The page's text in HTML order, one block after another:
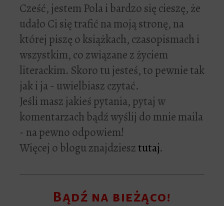
Cześć, jestem Pola i bardzo się cieszę, że
udało Ci się trafić na moją stronę, na
której piszę o książkach, czasopismach i
wszystkim, co związane z życiem
literackim. Skoro tu jesteś, to pewnie tak
jak i ja - uwielbiasz czytać.
Jeśli masz jakieś pytania, pytaj w
komentarzach bądź wyślij do mnie maila
- na pewno odpowiem!
Więcej o blogu znajdziesztutaj.
Bądź na bieżąco!